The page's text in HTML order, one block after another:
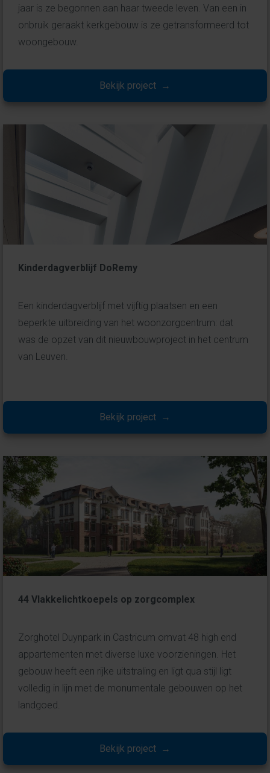
jaar is ze begonnen aan haar tweede leven. Van een in
onbruik geraakt kerkgebouw is ze getransformeerd tot
woongebouw.
Bekijk project →
Kinderdagverblijf DoRemy
Een kinderdagverblijf met vijftig plaatsen en een
beperkte uitbreiding van het woonzorgcentrum: dat
was de opzet van dit nieuwbouwproject in het centrum
van Leuven.
Bekijk project →
44 Vlakkelichtkoepels op zorgcomplex
Zorghotel Duynpark in Castricum omvat 48 high end
appartementen met diverse luxe voorzieningen. Het
gebouw heeft een rijke uitstraling en ligt qua stijl ligt
volledig in lijn met de monumentale gebouwen op het
landgoed.
Bekijk project →